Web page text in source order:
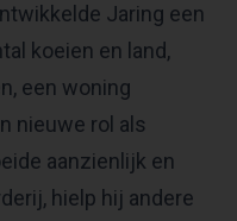
Jaring een
koeien en land,
een woning
nieuwe rol als
aanzienlijk en
hielp hij andere